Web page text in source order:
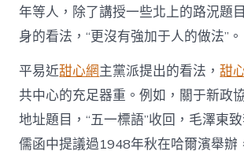
年等人，除了講授一些北上的路況題
身的看法，“更沒有強加于人的做法”。
平易近甜心網主黨派提出的看法，甜
共中心的充足器重。例如，關于新政
地址題目，“五一標語”收回，毛澤東
儒函中提議過1948年秋在哈爾濱舉辦